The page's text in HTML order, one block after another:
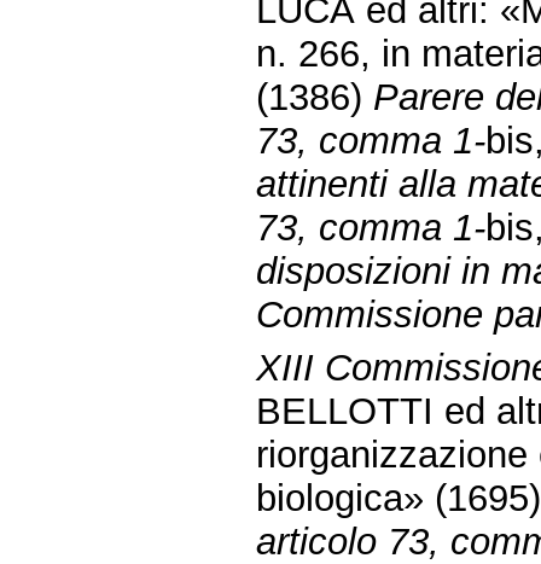
LUCÀ ed altri:
n. 266, in
(1386) Parere
73, comma 1-
attinenti alla
73, comma 1-
disposizioni in
Commissione
XIII
BELLOTTI ed
biologica»
articolo 73,